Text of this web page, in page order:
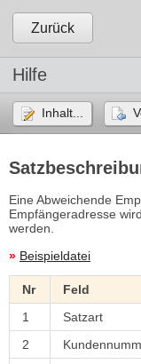
Zurück
Hilfe
Inhalt...
Eine Abweichende
Empfängeradresse
werden.
» Beispieldatei
Nr Feld
1
Satzart
2